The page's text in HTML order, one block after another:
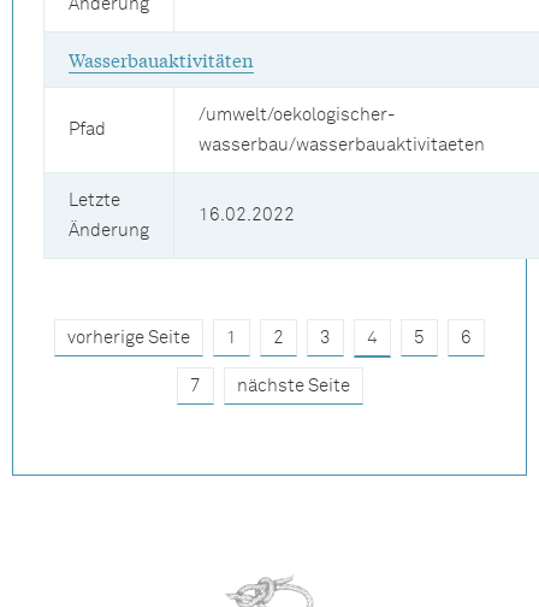
Änderung
Wasserbauaktivitäten
Pfad
/umwelt/oekologischer-
wasserbau/wasserbauaktivitaeten
Letzte
Änderung
16.02.2022
vorherige Seite 1 2 3 4 5 6
7 nächste Seite